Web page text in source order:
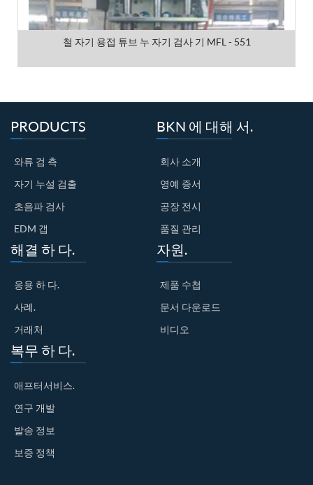
철 자기 용접 튜브 누 자기 검사 기 MFL - 551
PRODUCTS
와류 검 측
자기 누설 검출
초음파 검사
EDM 갭
BKN 에 대해 서.
회사 소개
영예 증서
공장 전시
품질 관리
해결 하 다.
응용 하 다.
사례.
거래처
자원.
제품 수첩
문서 다운로드
비디오
복무 하 다.
애프터서비스.
연구 개발
발송 정보
보증 정책